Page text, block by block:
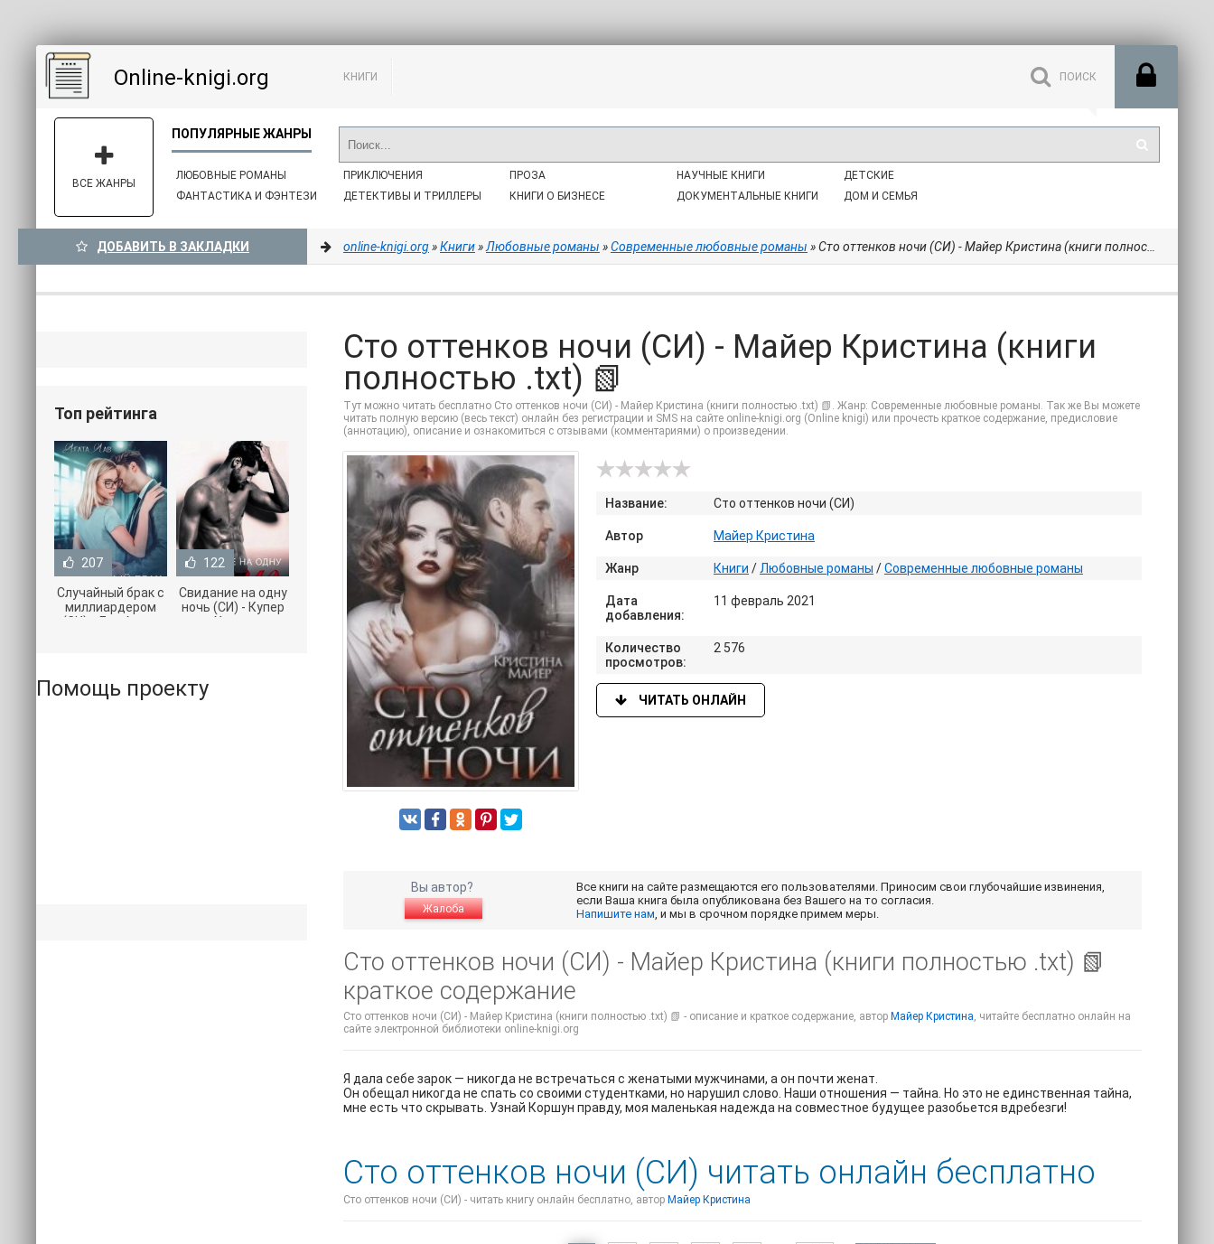
Online-knigi.org КНИГИ
ЛЮБОВНЫЕ РОМАНЫ
ФАНТАСТИКА И ФЭНТЕЗИ
ПРИКЛЮЧЕНИЯ
ДЕТЕКТИВЫ И ТРИЛЛЕРЫ
ПРОЗА
КНИГИ О БИЗНЕСЕ
НАУЧНЫЕ КНИГИ
ДОКУМЕНТАЛЬНЫЕ КНИГИ
ДЕТСКИЕ
ДОМ И СЕМЬЯ
ВСЕ ЖАНРЫ
ДОБАВИТЬ В ЗАКЛАДКИ online-knigi.org»Книги»Любовные романы »Современные любовные романы » Сто оттенков ночи (СИ) - Майер Кристина (книги полностью .txt) 📗
Сто оттенков ночи (СИ) - Майер Кристина (книги
полностью .txt) 📗
Тут можно читать бесплатно Сто оттенков ночи (СИ) - Майер Кристина (книги полностью .txt) 📗. Жанр: Современные любовные романы. Так же Вы можете
читать полную версию (весь текст) онлайн без регистрации и SMS на сайте online-knigi.org (Online knigi) или прочесть краткое содержание, предисловие
(аннотацию), описание и ознакомиться с отзывами (комментариями) о произведении.
Название: Сто оттенков ночи (СИ)
Автор Майер Кристина
Жанр Книги / Любовные романы /Современные любовные романы
Дата
добавления:
11 февраль 2021
Количество
просмотров:
2 576
ЧИТАТЬ ОНЛАЙН
Вы автор?
Жалоба
Все книги на сайте размещаются его пользователями. Приносим свои глубочайшие извинения,
если Ваша книга была опубликована без Вашего на то согласия.
Напишите нам , и мы в срочном порядке примем меры.
Сто оттенков ночи (СИ) - Майер Кристина (книги полностью .txt) 📗
краткое содержание
Сто оттенков ночи (СИ) - Майер Кристина (книги полностью .txt) 📗 - описание и краткое содержание, автор Майер Кристина , читайте бесплатно онлайн на
сайте электронной библиотеки online-knigi.org
Я дала себе зарок — никогда не встречаться с женатыми мужчинами, а он почти женат.
Он обещал никогда не спать со своими студентками, но нарушил слово. Наши отношения — тайна. Но это не единственная тайна,
мне есть что скрывать. Узнай Коршун правду, моя маленькая надежда на совместное будущее разобьется вдребезги!
Сто оттенков ночи (СИ) читать онлайн бесплатно
Сто оттенков ночи (СИ) - читать книгу онлайн бесплатно, автор Майер Кристина
Топ рейтинга
207
Случайный брак с
миллиардером
(СИ) - Лав Агата
122
Свидание на одну
ночь (СИ) - Купер
Хелен
Помощь проекту